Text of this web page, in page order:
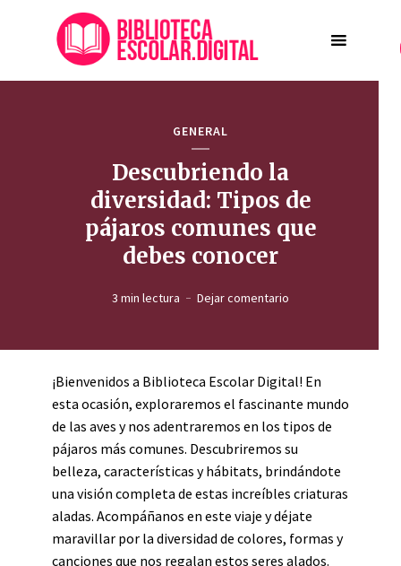
GENERAL
Descubriendo la
diversidad: Tipos de
pájaros comunes que
debes conocer
3 min lectura Dejar comentario
¡Bienvenidos a Biblioteca Escolar Digital! En
esta ocasión, exploraremos el fascinante mundo
de las aves y nos adentraremos en los tipos de
pájaros más comunes. Descubriremos su
belleza, características y hábitats, brindándote
una visión completa de estas increíbles criaturas
aladas. Acompáñanos en este viaje y déjate
maravillar por la diversidad de colores, formas y
canciones que nos regalan estos seres alados.